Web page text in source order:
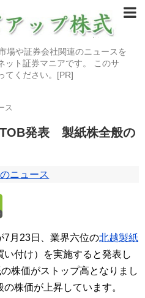
場や証券会社関連のニュースを
ット証券マニアです。 このサ
てください。[PR]
ス
発表 製紙株全般の
ニュース
7月23日、業界六位の北越製紙
付け）を実施すると発表し
株価がストップ高となりまし
株価が上昇しています。